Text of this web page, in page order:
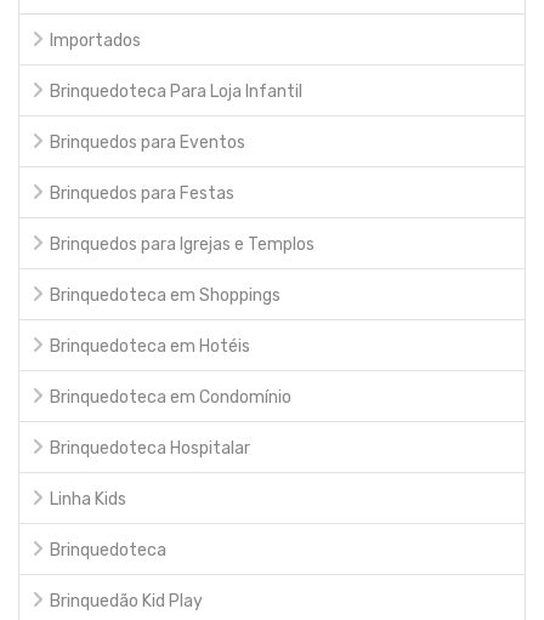
Importados
Brinquedoteca Para Loja Infantil
Brinquedos para Eventos
Brinquedos para Festas
Brinquedos para Igrejas e Templos
Brinquedoteca em Shoppings
Brinquedoteca em Hotéis
Brinquedoteca em Condomínio
Brinquedoteca Hospitalar
Linha Kids
Brinquedoteca
Brinquedão Kid Play